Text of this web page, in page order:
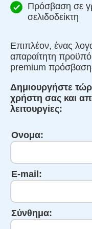
Πρόσβαση σε
σελιδοδείκτη
Επιπλέον, ένας
απαραίτητη
premium
Δημιουργήστε
χρήστη σας και
λειτουργίες:
Ονομα:
E-mail:
Σύνθημα: